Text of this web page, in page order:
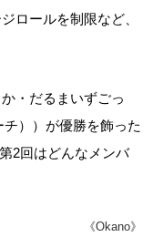
ロールを制限など、
・だるまいずごっ
））が優勝を飾った
2回はどんなメンバ
《Okano》